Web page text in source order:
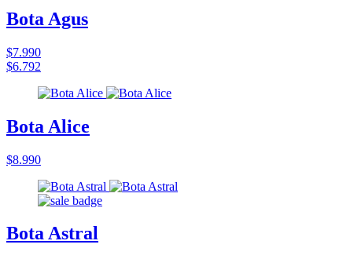
Bota Agus
$7.990
$6.792
Bota Alice
$8.990
Bota Astral